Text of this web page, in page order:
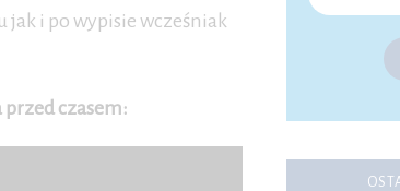
jak i po wypisie wcześniak
przed czasem: